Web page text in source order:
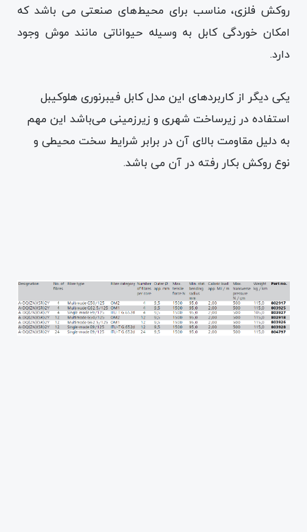
روکش فلزی، مناسب برای محیط‌های صنعتی می باشد که
امکان خوردگی کابل به وسیله حیواناتی مانند موش وجود
دارد.
یکی دیگر از کاربردهای این مدل کابل فیبرنوری هلوکیبل
استفاده در زیرساخت شهری و زیرزمینی می‌باشد این مهم
به دلیل مقاومت بالای آن در برابر شرایط سخت محیطی و
نوع روکش بکار رفته در آن می باشد.